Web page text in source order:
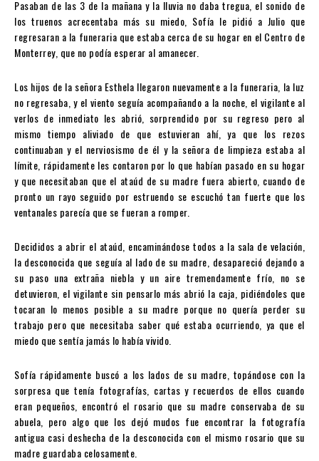
Pasaban de las 3 de la mañana y la lluvia no daba tregua, el sonido de
los truenos acrecentaba más su miedo, Sofía le pidió a Julio que
regresaran a la funeraria que estaba cerca de su hogar en el Centro de
Monterrey, que no podía esperar al amanecer.
Los hijos de la señora Esthela llegaron nuevamente a la funeraria, la luz
no regresaba, y el viento seguía acompañando a la noche, el vigilante al
verlos de inmediato les abrió, sorprendido por su regreso pero al
mismo tiempo aliviado de que estuvieran ahí, ya que los rezos
continuaban y el nerviosismo de él y la señora de limpieza estaba al
límite, rápidamente les contaron por lo que habían pasado en su hogar
y que necesitaban que el ataúd de su madre fuera abierto, cuando de
pronto un rayo seguido por estruendo se escuchó tan fuerte que los
ventanales parecía que se fueran a romper.
Decididos a abrir el ataúd, encaminándose todos a la sala de velación,
la desconocida que seguía al lado de su madre, desapareció dejando a
su paso una extraña niebla y un aire tremendamente frío, no se
detuvieron, el vigilante sin pensarlo más abrió la caja, pidiéndoles que
tocaran lo menos posible a su madre porque no quería perder su
trabajo pero que necesitaba saber qué estaba ocurriendo, ya que el
miedo que sentía jamás lo había vivido.
Sofía rápidamente buscó a los lados de su madre, topándose con la
sorpresa que tenía fotografías, cartas y recuerdos de ellos cuando
eran pequeños, encontró el rosario que su madre conservaba de su
abuela, pero algo que los dejó mudos fue encontrar la fotografía
antigua casi deshecha de la desconocida con el mismo rosario que su
madre guardaba celosamente.